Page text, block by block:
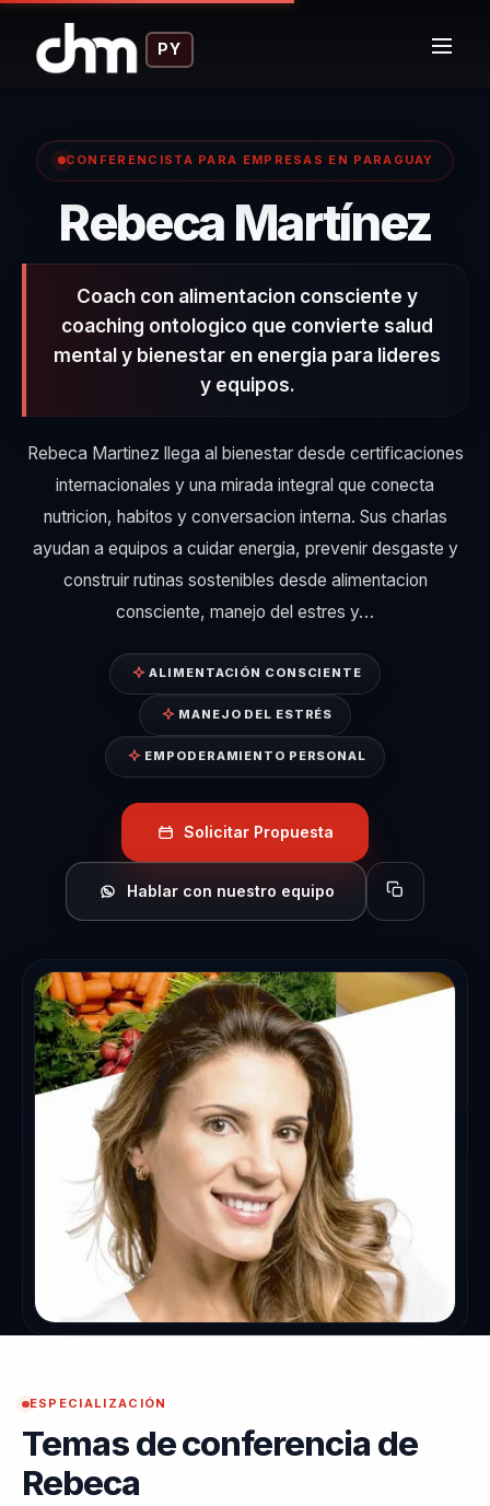
PY
CONFERENCISTA PARA EMPRESAS EN PARAGUAY
Rebeca Martínez
Coach con alimentacion consciente y
coaching ontologico que convierte salud
mental y bienestar en energia para lideres
y equipos.
Rebeca Martinez llega al bienestar desde certificaciones
internacionales y una mirada integral que conecta
nutricion, habitos y conversacion interna. Sus charlas
ayudan a equipos a cuidar energia, prevenir desgaste y
construir rutinas sostenibles desde alimentacion
consciente, manejo del estres y…
ALIMENTACIÓN CONSCIENTE
MANEJO DEL ESTRÉS
EMPODERAMIENTO PERSONAL
Solicitar Propuesta
Hablar con nuestro equipo Copiar perfil
ESPECIALIZACIÓN
Temas de conferencia de
Rebeca